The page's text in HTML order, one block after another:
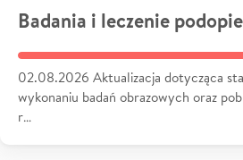
Badania i leczenie
02.08.2026 Aktualizacja dotycząca
wykonaniu badań obrazowych oraz
r…